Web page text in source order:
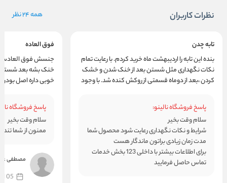
نظرات کاربران همه 24 نظر
تابه چدن
بنده این تابه را اردیبهشت ماه خرید کردم. با رعایت تمام
نکات نگهداری مثل شستن بعد از خنک شدن و خشک
کردن ،بعد از دوماه قسمتی از روکش کنده شد. با وجود
جدید را مجدد استفاده کنم. دوباره این مشکل پیش
نیاد.پاسخ فروشگاه نالینو:
سلام وقت بخیر
شرایط و نکات نگهداری رعایت شود محصول شما
مدت زمان زیادی براتون ماندگار هست
برای اطلاعات بیشتر با داخلی 123 بخش خدمات
تماس حاصل فرمایید
فوق العاده
جنسش فوق العادس
خنک بشه بعد
خوبی داره اصل
پاسخ فروشگاه
سلام وقت بخیر
ممنون از شما
مصطفی
05 اردیبهشت 1404